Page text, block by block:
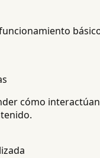
cómo